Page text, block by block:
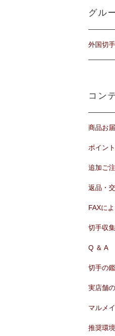
グル
外国切
コン
商品お
ポイン
追加ご
返品・
FAXに
切手収
Q ＆ A
切手の
実店舗
マルメ
推奨環